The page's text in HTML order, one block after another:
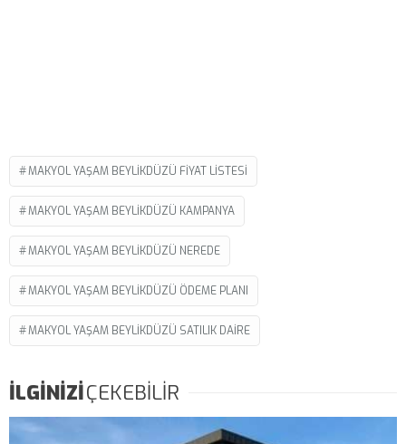
MAKYOL YAŞAM BEYLIKDÜZÜ FIYAT LISTESI
MAKYOL YAŞAM BEYLIKDÜZÜ KAMPANYA
MAKYOL YAŞAM BEYLIKDÜZÜ NEREDE
MAKYOL YAŞAM BEYLIKDÜZÜ ÖDEME PLANI
MAKYOL YAŞAM BEYLIKDÜZÜ SATILIK DAIRE
İLGİNİZİÇEKEBİLİR